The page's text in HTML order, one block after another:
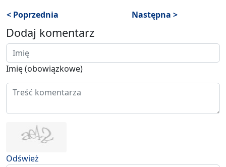
< Poprzednia Następna >
Dodaj komentarz
Imię (obowiązkowe)
Odśwież